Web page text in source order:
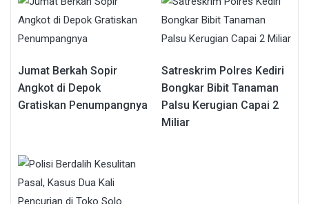
Jumat Berkah Sopir
Angkot di Depok
Gratiskan Penumpangnya
Satreskrim Polres Kediri
Bongkar Bibit Tanaman
Palsu Kerugian Capai 2
Miliar